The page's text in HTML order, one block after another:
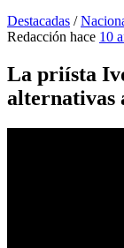
Destacadas /
Redacción hace 10
La priísta
alternativas